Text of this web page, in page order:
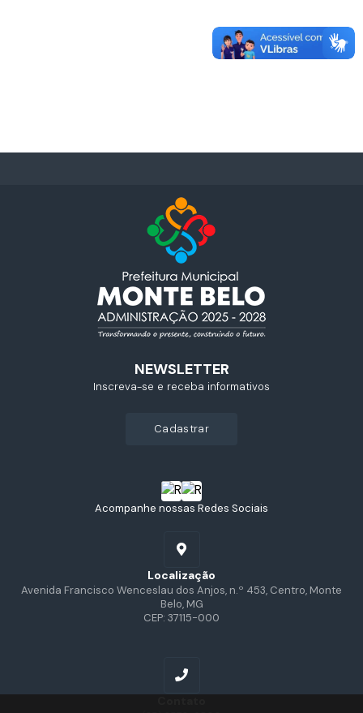
Acompanhe nossas Redes Sociais
Localização
Avenida Francisco Wenceslau dos Anjos, n.º 453, Centro, Monte
Belo, MG
CEP: 37115-000
NEWSLETTER
Inscreva-se e receba informativos
cadastrar